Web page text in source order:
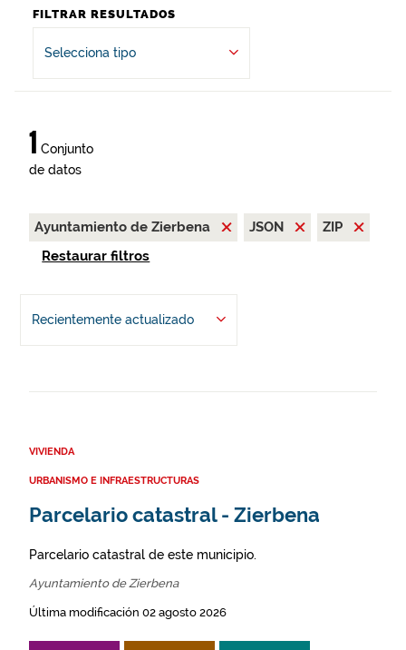
FILTRAR RESULTADOS
Selecciona tipo
1 Conjunto
de datos
Ayuntamiento de Zierbena JSON
ZIP
Restaurar filtros
Recientemente actualizado
VIVIENDA
URBANISMO E INFRAESTRUCTURAS
Parcelario catastral - Zierbena
Parcelario catastral de este municipio.
Ayuntamiento de Zierbena
Última modificación 02 agosto 2026